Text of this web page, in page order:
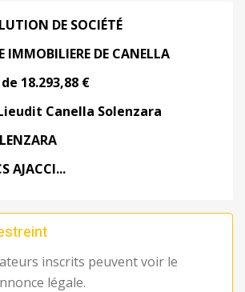
DE SOCIÉTÉ
IMMOBILIERE DE CANELLA
18.293,88 €
Canella Solenzara
AJACCI...
inscrits peuvent voir le
légale.